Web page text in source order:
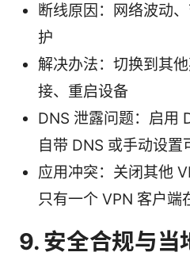
断线原因：网络波动
护
解决办法：切换到其
接、重启设备
DNS 泄露问题：启用
自带 DNS 或手动设置
应用冲突：关闭其他
只有一个 VPN 客户端
9. 安全合规与当